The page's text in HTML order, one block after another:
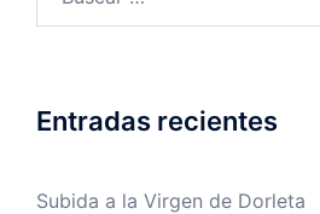
Entradas recientes
Subida a la Virgen de Dorleta